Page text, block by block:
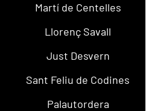
Martí de Centelles
Llorenç Savall
Just Desvern
Sant Feliu de Codines
Palautordera